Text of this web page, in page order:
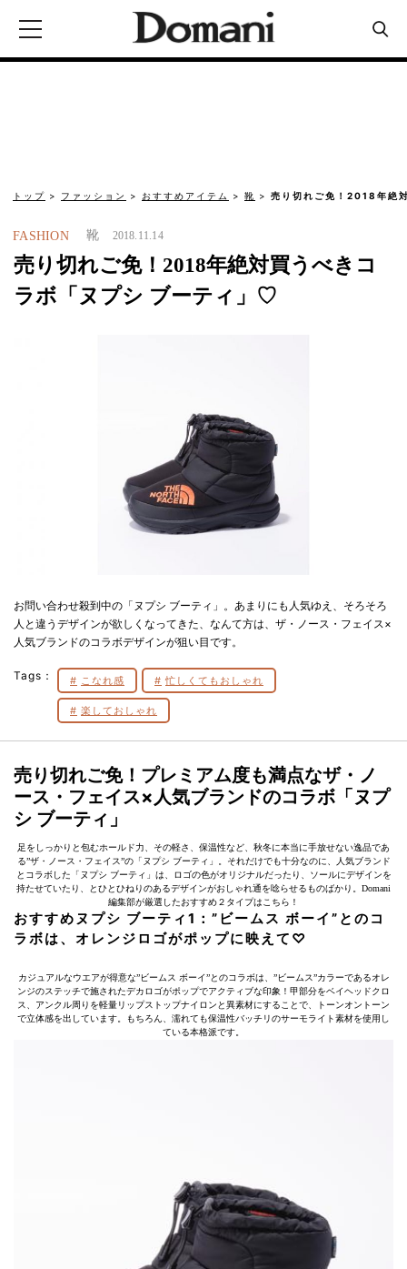
トップ ファッション おすすめアイテム 靴 売り切れご免！2018年絶
FASHION 靴 2018.11.14
売り切れご免！2018年絶対買うべきコ
ラボ「ヌプシ ブーティ」♡
お問い合わせ殺到中の「ヌプシ ブーティ」。あまりにも人気ゆえ、そろそろ
人と違うデザインが欲しくなってきた、なんて方は、ザ・ノース・フェイス×
人気ブランドのコラボデザインが狙い目です。
Tags： こなれ感 忙しくてもおしゃれ
楽しておしゃれ
売り切れご免！プレミアム度も満点なザ・ノ
ース・フェイス×人気ブランドのコラボ「ヌプ
シ ブーティ」
足をしっかりと包むホールド力、その軽さ、保温性など、秋冬に本当に手放せない逸品であ
る”ザ・ノース・フェイス”の「ヌプシ ブーティ」。それだけでも十分なのに、人気ブランド
とコラボした「ヌプシ ブーティ」は、ロゴの色がオリジナルだったり、ソールにデザインを
持たせていたり、とひとひねりのあるデザインがおしゃれ通を唸らせるものばかり。Domani
編集部が厳選したおすすめ２タイプはこちら！
おすすめヌプシ ブーティ1：”ビームス ボーイ”とのコ
ラボは、オレンジロゴがポップに映えて♡
カジュアルなウエアが得意な”ビームス ボーイ”とのコラボは、”ビームス”カラーであるオレ
ンジのステッチで施されたデカロゴがポップでアクティブな印象！甲部分をベイヘッドクロ
ス、アンクル周りを軽量リップストップナイロンと異素材にすることで、トーンオントーン
で立体感を出しています。もちろん、濡れても保温性バッチリのサーモライト素材を使用し
ている本格派です。